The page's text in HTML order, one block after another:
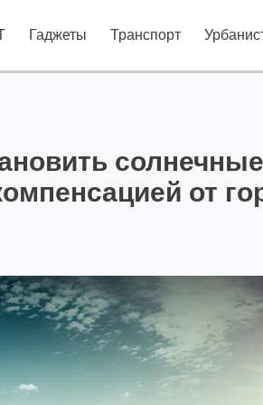
Гаджеты Транспорт
от